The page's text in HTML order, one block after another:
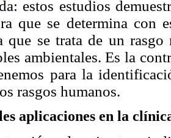
estos estudios
que se determina con
que se trata de un
ambientales. Es la
para la
rasgos humanos.
aplicaciones en la